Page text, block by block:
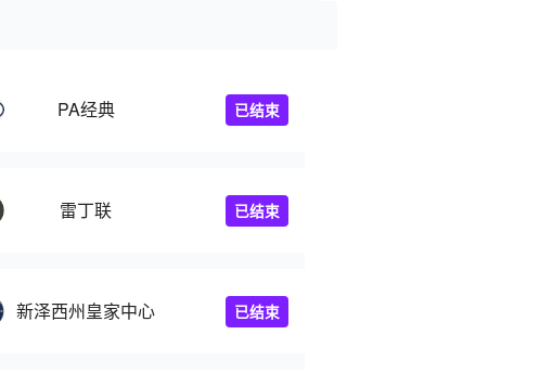
PA经典 已结束
雷丁联 已结束
新泽西州皇家中心 已结束